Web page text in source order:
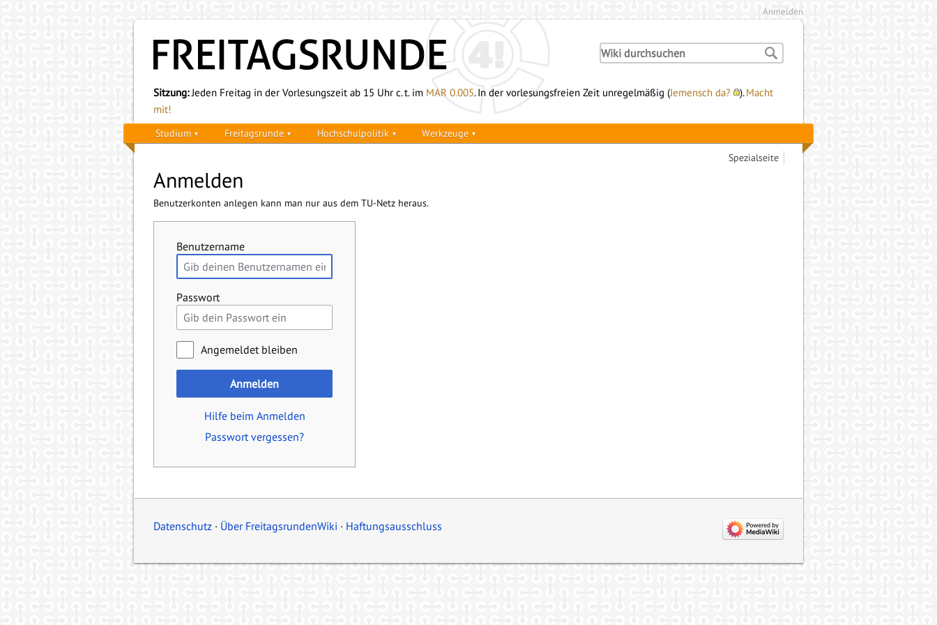
Anmelden
Sitzung:Jeden Freitag in der Vorlesungszeit ab 15 Uhr c. t. im MAR 0.005. In der vorlesungsfreien Zeit unregelmäßig (Jemensch da? ).Macht
mit!
Studium Freitagsrunde Hochschulpolitik
Werkzeuge
Spezialseite
Anmelden
Benutzerkonten anlegen kann man nur aus dem TU-Netz heraus.
Benutzername
Passwort
Angemeldet bleiben
Anmelden
Hilfe beim Anmelden
Passwort vergessen?
Datenschutz Über FreitagsrundenWiki Haftungsausschluss